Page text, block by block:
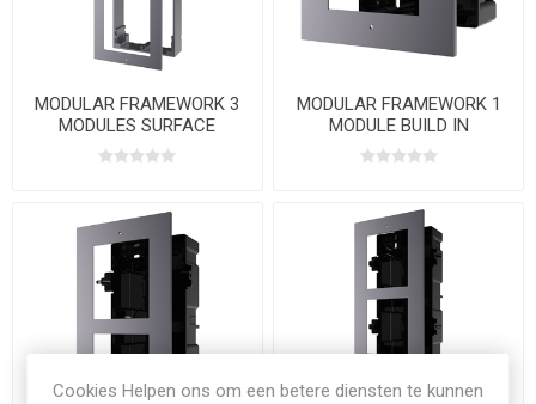
MODULAR FRAMEWORK 3
MODULES SURFACE
MODULAR FRAMEWORK 1
MODULE BUILD IN
Cookies Helpen ons om een betere diensten te kunnen